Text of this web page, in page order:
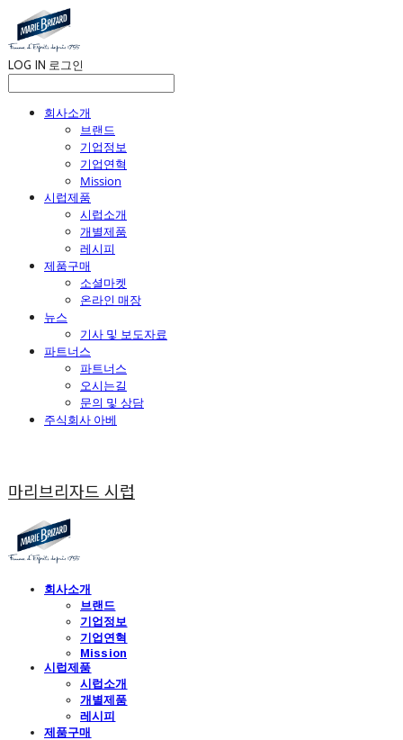
LOG IN 로그인
회사소개
브랜드
기업정보
기업연혁
Mission
시럽제품
시럽소개
개별제품
레시피
제품구매
소셜마켓
온라인 매장
뉴스
기사 및 보도자료
파트너스
파트너스
오시는길
문의 및 상담
주식회사 아베
마리브리자드 시럽
회사소개
브랜드
기업정보
기업연혁
Mission
시럽제품
시럽소개
개별제품
레시피
제품구매